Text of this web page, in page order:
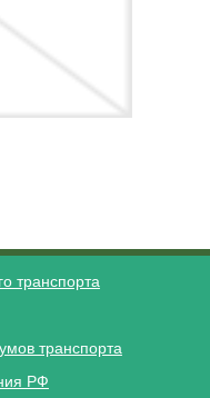
транспорта
транспорта
РФ